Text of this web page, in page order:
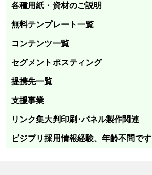
各種用紙・資材のご説明
無料テンプレート一覧
コンテンツ一覧
セグメントポスティング
提携先一覧
支援事業
リンク集大判印刷･パネル製作関連
ビジプリ採用情報経験、年齢不問です